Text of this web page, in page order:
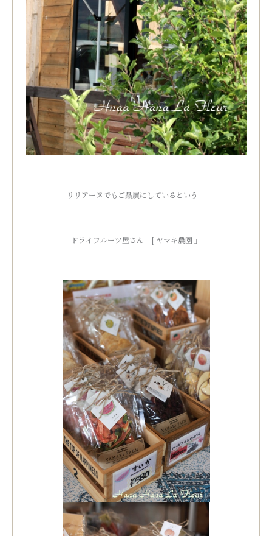
リリアーヌでもご贔屓にしているという
ドライフルーツ屋さん [ ヤマキ農園 」